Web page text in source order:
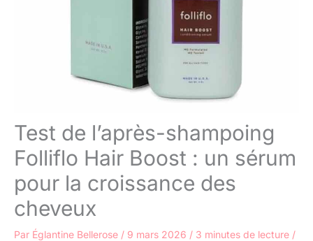
Test de l’après-shampoing
Folliflo Hair Boost : un sérum
pour la croissance des
cheveux
Par Églantine Bellerose / 9 mars 2026 / 3 minutes de lecture /